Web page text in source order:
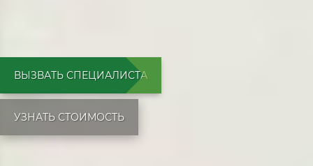
ВЫЗВАТЬ СПЕЦИАЛИСТА
УЗНАТЬ СТОИМОСТЬ